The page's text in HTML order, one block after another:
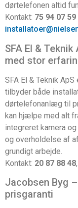
dørtelefonen altid
Kontakt: 75 94 07
SFA El &
med stor
SFA El & Teknik
tilbyder både
dørtelefonanlæg til
kan hjælpe med alt
integreret kamera
og overholdelse af
grundigt arbejde.
Kontakt: 20 87 88 48
Jacobsen Byg
prisgaranti